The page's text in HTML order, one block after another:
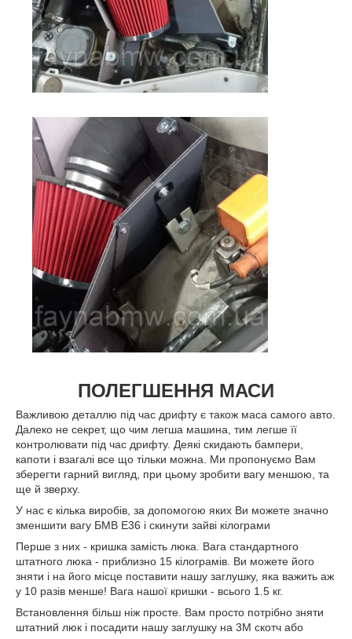
ПОЛЕГШЕННЯ МАСИ
Важливою деталлю під час дрифту є також маса самого авто.
Далеко не секрет, що чим легша машина, тим легше її
контролювати під час дрифту. Деякі скидають бампери,
капоти і взагалі все що тільки можна. Ми пропонуємо Вам
зберегти гарний вигляд, при цьому зробити вагу меншою, та
ще й зверху.
У нас є кілька виробів, за допомогою яких Ви можете значно
зменшити вагу БМВ Е36 і скинути зайві кілограми
Перше з них - кришка замість люка. Вага стандартного
штатного люка - приблизно 15 кілограмів. Ви можете його
зняти і на його місце поставити нашу заглушку, яка важить аж
у 10 разів менше! Вага нашої кришки - всього 1.5 кг.
Встановлення більш ніж просте. Вам просто потрібно зняти
штатний люк і посадити нашу заглушку на 3М скотч або